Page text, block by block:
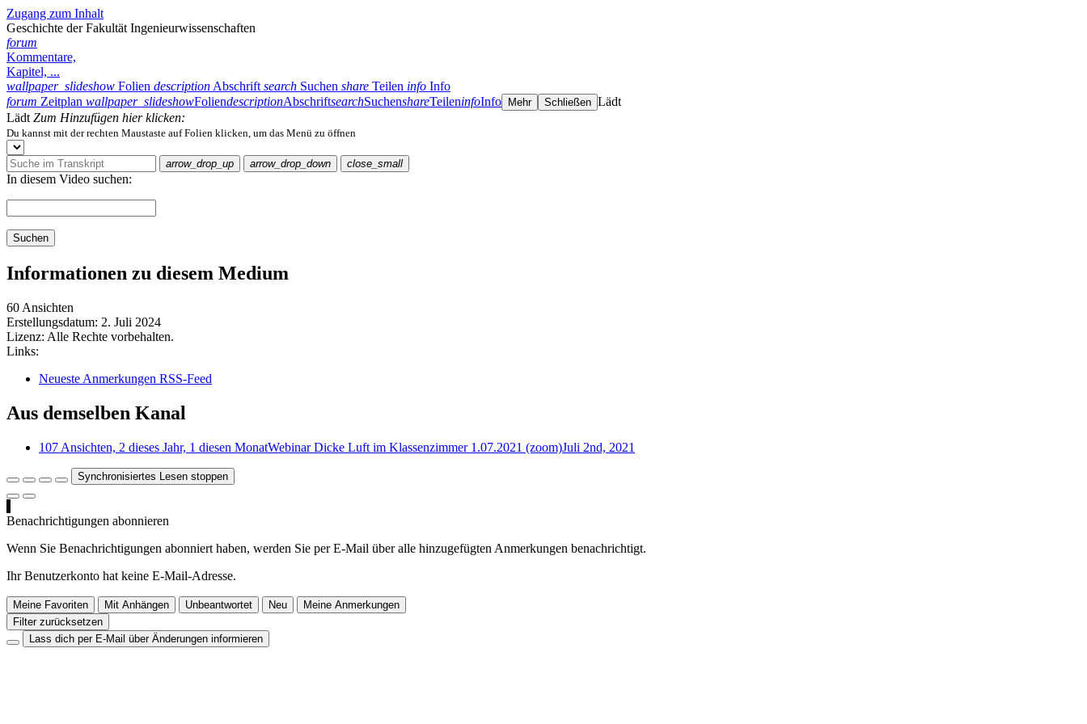
Zugang zum Inhalt
Geschichte der Fakultät Ingenieurwissenschaften
forum
Kommentare,
Kapitel, ...
wallpaper_slideshow Folien description Abschrift search Suchen share Teilen info Info
forum Zeitplan wallpaper_slideshowFoliendescriptionAbschriftsearchSuchenshareTeileninfoInfo Mehr Schließen Lädt
Lädt Zum Hinzufügen hier klicken:
Du kannst mit der rechten Maustaste auf Folien klicken, um das Menü zu öffnen
arrow_drop_up arrow_drop_down close_small
In diesem Video suchen:
Suchen
Informationen zu diesem Medium
60 Ansichten
Erstellungsdatum: 2. Juli 2024
Lizenz: Alle Rechte vorbehalten.
Links:
Neueste Anmerkungen RSS-Feed
Aus demselben Kanal
107 Ansichten, 2 dieses Jahr, 1 diesen MonatWebinar Dicke Luft im Klassenzimmer 1.07.2021 (zoom)Juli 2nd, 2021
Synchronisiertes Lesen stoppen
Benachrichtigungen abonnieren
Wenn Sie Benachrichtigungen abonniert haben, werden Sie per E-Mail über alle hinzugefügten Anmerkungen benachrichtigt.
Ihr Benutzerkonto hat keine E-Mail-Adresse.
Meine Favoriten Mit Anhängen Unbeantwortet Neu
Meine Anmerkungen
Filter zurücksetzen
Lass dich per E-Mail über Änderungen informieren